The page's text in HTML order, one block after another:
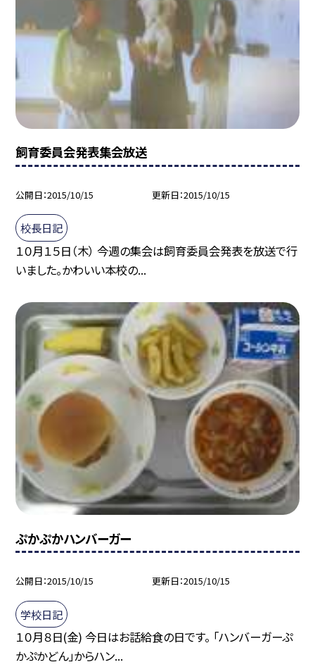
飼育委員会発表集会放送
公開日 2015/10/15 更新日 2015/10/15
校長日記
１０月１５日（木） 今週の集会は飼育委員会発表を放送で行
いました。かわいい本校の...
ぷかぷかハンバーガー
公開日 2015/10/15 更新日 2015/10/15
学校日記
１０月８日(金) 今日はお話給食の日です。 「ハンバーガーぷ
かぷかどん」からハン...